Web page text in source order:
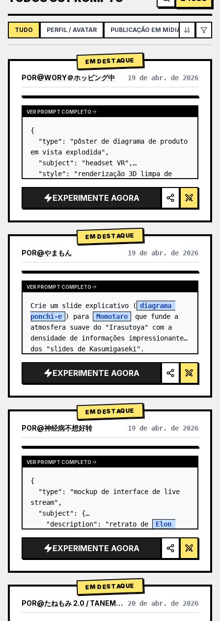
TUDO PERFIL / AVATAR PUBLICAÇÃO EM MÍDIAS SOCIAIS
EM DESTAQUE
POR@WORY＠ホッピング中 19 de abr. de 2026
VER PROMPT COMPLETO
{
  "type": "pôster de diagrama de produto
em vista explodida",
  "subject": "headset VR",
  "style": "renderização 3D limpa de
detalhes brilhantes",
  "background": "{argument
default=\"gradien…
EXPERIMENTE AGORA
EM DESTAQUE
POR@やまもん 19 de abr. de 2026
VER RESULTADOS DE OUTROS MODELOS
VER PROMPT COMPLETO
Crie um slide explicativo ( diagrama
ponchi-e ) para Momotaro
que funde a
atmosfera suave do "Irasutoya" com a
densidade de informações impressionante
dos "slides de Kasumigaseki".
EXPERIMENTE AGORA
EM DESTAQUE
POR@神经病不想好转 19 de abr. de 2026
VER PROMPT COMPLETO
{
  "type": "mockup de interface de live
stream",
  "subject": {
    "description": "retrato de
Elon
preta com um gráfico de esquema técnico
em branco",
EXPERIMENTE AGORA
EM DESTAQUE
POR@たねもみ 2.0 / TANEMOMI VER2.0 20 de abr. de 2026